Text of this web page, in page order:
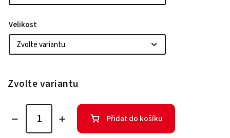
Velikost
Zvolte variantu
Přidat do košíku